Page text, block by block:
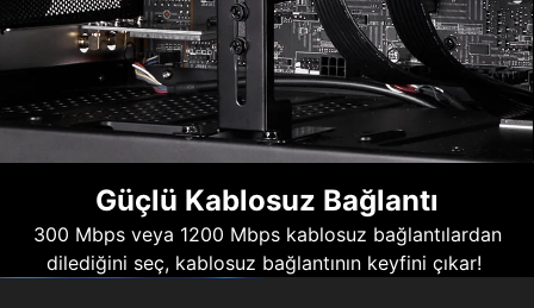
Güçlü Kablosuz Bağlantı
300 Mbps veya 1200 Mbps kablosuz bağlantılardan
dilediğini seç, kablosuz bağlantının keyfini çıkar!